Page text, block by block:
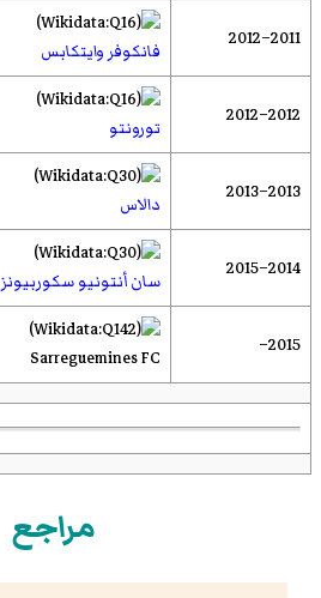
2011–2012
فانكوفر وايتكابس
2012–2012
تورونتو
2013–2013
دالاس
2014–2015
سان أنتونيو سكوربيونز
2015–
Sarreguemines FC
مراجع